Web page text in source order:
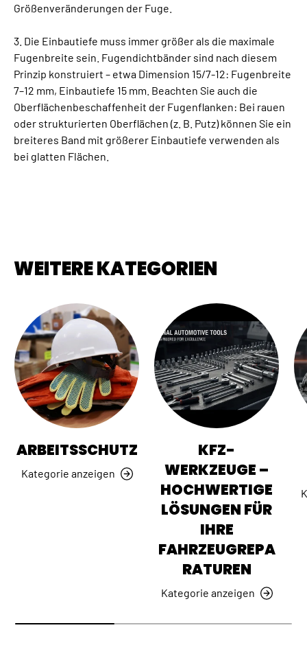
Größenveränderungen der Fuge.
3. Die Einbautiefe muss immer größer als die maximale
Fugenbreite sein. Fugendichtbänder sind nach diesem
Prinzip konstruiert – etwa Dimension 15/7-12: Fugenbreite
7–12 mm, Einbautiefe 15 mm. Beachten Sie auch die
Oberflächenbeschaffenheit der Fugenflanken: Bei rauen
oder strukturierten Oberflächen (z. B. Putz) können Sie ein
breiteres Band mit größerer Einbautiefe verwenden als
bei glatten Flächen.
WEITERE KATEGORIEN
ARBEITSSCHUTZ
Kategorie anzeigen
KFZ-
WERKZEUGE –
HOCHWERTIGE
LÖSUNGEN FÜR
IHRE
FAHRZEUGREPA
RATUREN
Kategorie anzeigen